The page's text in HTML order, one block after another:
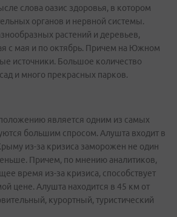
слова оазис здоровья, в котором
органов и нервной системы.
растений и деревьев,
с мая и по октябрь. Причем на Южном
источники. Большое количество
и много прекрасных парков.
является одним из самых
большим спросом. Алушта входит в
из-за кризиса заморожен не один
Причем, по мнению аналитиков,
время из-за кризиса, способствует
цене. Алушта находится в 45 км от
курортный, туристический